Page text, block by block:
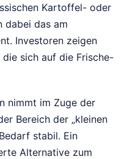
Kartoffel- oder
dabei das am
Investoren zeigen
sich auf die Frische-
nimmt im Zuge der
Bereich der „kleinen
stabil. Ein
Alternative zum